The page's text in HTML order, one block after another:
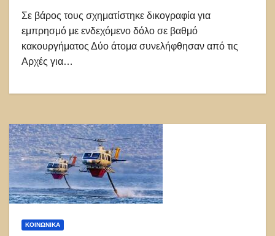
Σε βάρος τους σχηματίστηκε δικογραφία για
εμπρησμό με ενδεχόμενο δόλο σε βαθμό
κακουργήματος Δύο άτομα συνελήφθησαν από τις
Αρχές για…
ΚΟΙΝΩΝΙΚΑ